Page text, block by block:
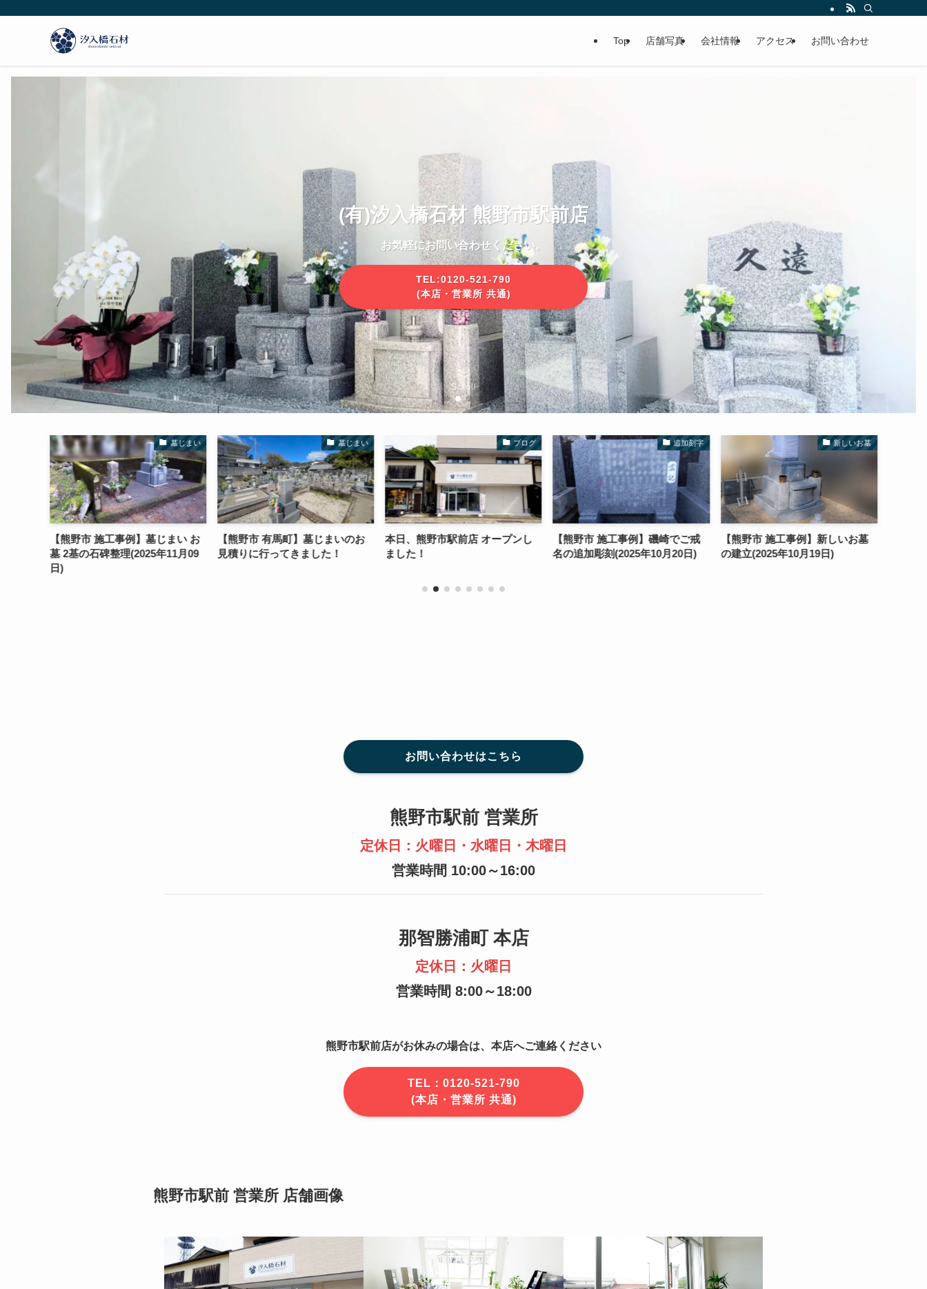
Top 店舗写真 会社情報 アクセス お問い合わせ
(有)汐入橋石材 熊野市駅前店
お気軽にお問い合わせください。
TEL:0120-521-790
(本店・営業所 共通)
(有)汐入橋石材 熊野市駅前 営業所
お気軽にお問い合わせください。
TEL:0120-521-790
(本店・営業所 共通)
(有)汐入橋石材 熊野市駅前店
お気軽にお問い合わせください。
TEL:0120-521-790
(本店・営業所 共通)
(有)汐入橋石材 熊野市駅前店
お気軽にお問い合わせください。
TEL:0120-521-790
(本店・営業所 共通)
(有)汐入橋石材 熊野市駅前店
お気軽にお問い合わせください。
TEL:0120-521-790
(本店・営業所 共通)
(有)汐入橋石材 熊野市駅前 営業所
お気軽にお問い合わせください。
TEL:0120-521-790
(本店・営業所 共通)
Scroll
墓じまい
【熊野市 施工事例】墓じまい お
墓 2基の石碑整理(2025年11月09
日)
墓じまい
【熊野市 有馬町】墓じまいのお
見積りに行ってきました！
ブログ
本日、熊野市駅前店 オープンし
ました！
追加刻字
【熊野市 施工事例】磯崎でご戒
名の追加彫刻(2025年10月20日)
新しいお墓
【熊野市 施工事例】新しいお墓
の建立(2025年10月19日)
お問い合わせはこちら
熊野市駅前 営業所
定休日：火曜日・水曜日・木曜日
営業時間 10:00～16:00
那智勝浦町 本店
定休日：火曜日
営業時間 8:00～18:00
熊野市駅前店がお休みの場合は、本店へご連絡ください
TEL：0120-521-790
(本店・営業所 共通)
熊野市駅前 営業所 店舗画像